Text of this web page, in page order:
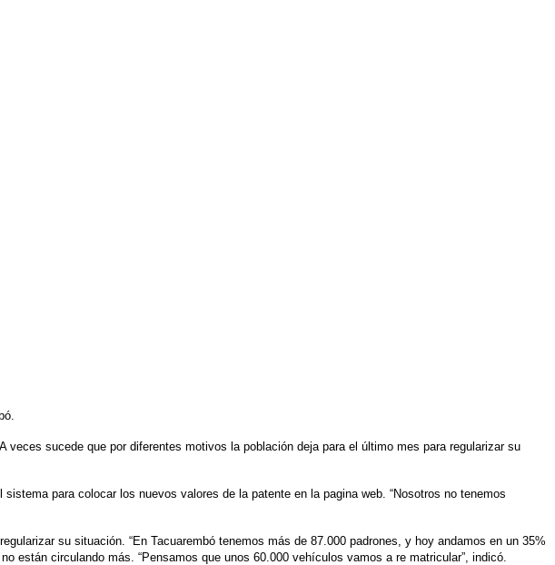
sucede que por diferentes motivos la población deja para el último mes para regularizar su
para colocar los nuevos valores de la patente en la pagina web. “Nosotros no tenemos
su situación. “En Tacuarembó tenemos más de 87.000 padrones, y hoy andamos en un 35%
están circulando más. “Pensamos que unos 60.000 vehículos vamos a re matricular”, indicó.